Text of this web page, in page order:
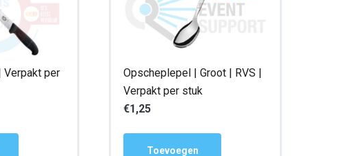
Verpakt per
Opscheplepel | Groot | RVS |
Verpakt per stuk
€1,25
Toevoegen